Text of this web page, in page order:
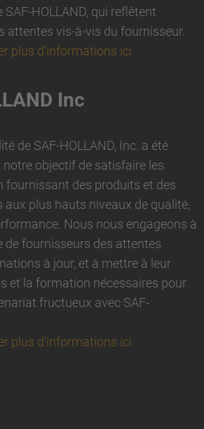
HOLLAND, qui reflètent
attentes vis-à-vis du fournisseur.
plus d’informations ici
Inc
de SAF-HOLLAND, Inc. a été
notre objectif de satisfaire les
fournissant des produits et des
aux plus hauts niveaux de qualité,
Nous nous engageons à
de fournisseurs des attentes
à jour, et à mettre à leur
et la formation nécessaires pour
fructueux avec SAF-
plus d’informations ici